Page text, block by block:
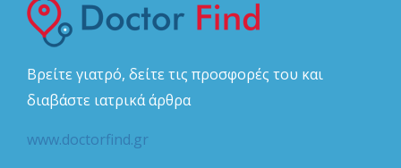
Βρείτε γιατρό, δείτε τις προσφορές του και
διαβάστε ιατρικά άρθρα
www.doctorfind.gr